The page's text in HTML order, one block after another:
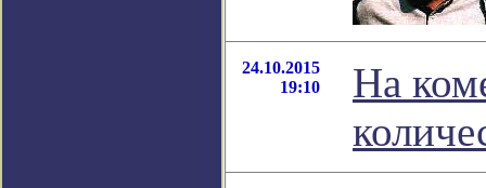
24.10.2015
19:10
На